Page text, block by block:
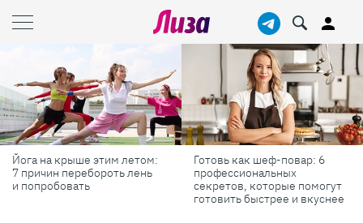
Готовь как шеф-повар: 6
профессиональных
секретов, которые помогут
Масштабные приключения:
самые красивые фестивали
России в августе